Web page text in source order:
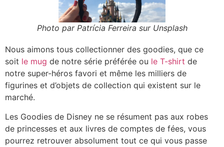
Photo par Patrícia Ferreira sur Unsplash
Nous aimons tous collectionner des goodies, que ce
soit le mug de notre série préférée ou le T-shirt de
notre super-héros favori et même les milliers de
figurines et d’objets de collection qui existent sur le
marché.
Les Goodies de Disney ne se résument pas aux robes
de princesses et aux livres de comptes de fées, vous
pourrez retrouver absolument tout ce qui vous passe